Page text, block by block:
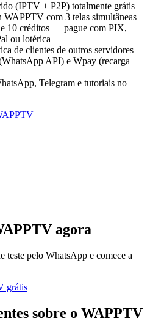
(IPTV + P2P) totalmente grátis
com 3 telas simultâneas
10 créditos — pague com PIX,
ou lotérica
de clientes de outros servidores
API) e Wpay (recarga
Telegram e tutoriais no
agora
teste pelo WhatsApp e comece a
grátis
sobre o WAPPTV